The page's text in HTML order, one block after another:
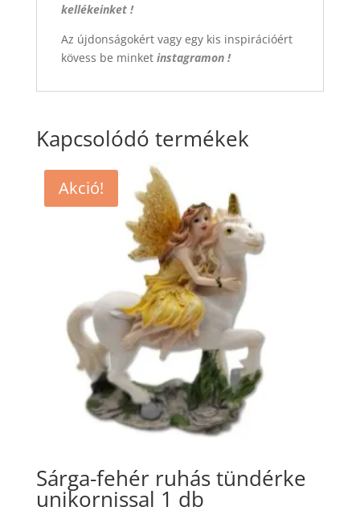
kellékeinket !
Az újdonságokért vagy egy kis inspirációért
kövess be minket instagramon !
Kapcsolódó termékek
Akció!
Sárga-fehér ruhás tündérke
unikornissal 1 db